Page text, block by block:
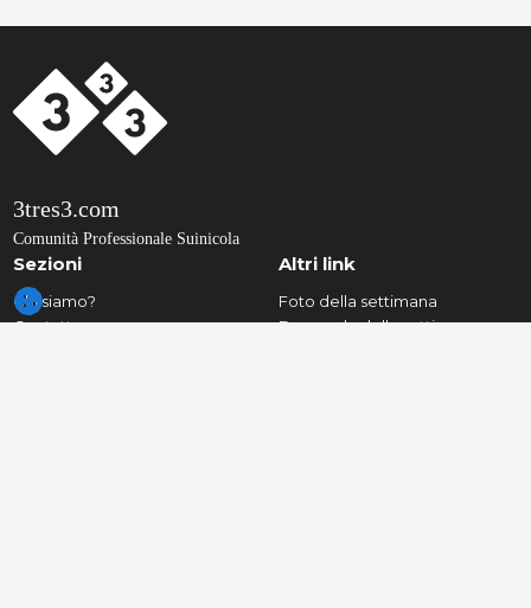
3tres3.com
Comunità Professionale Suinicola
Sezioni
Chi siamo?
Contatto
Altri link
Foto della settimana
Domanda della settimana